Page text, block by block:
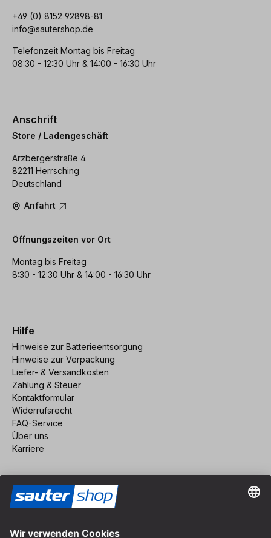
+49 (0) 8152 92898-81
info@sautershop.de
Telefonzeit Montag bis Freitag
08:30 - 12:30 Uhr & 14:00 - 16:30 Uhr
Anschrift
Store / Ladengeschäft
Arzbergerstraße 4
82211 Herrsching
Deutschland
Anfahrt
Öffnungszeiten vor Ort
Montag bis Freitag
8:30 - 12:30 Uhr & 14:00 - 16:30 Uhr
Hilfe
Hinweise zur Batterieentsorgung
Hinweise zur Verpackung
Liefer- & Versandkosten
Zahlung & Steuer
Kontaktformular
Widerrufsrecht
FAQ-Service
Über uns
Karriere